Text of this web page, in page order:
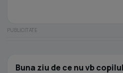
Buna ziu de ce nu vb